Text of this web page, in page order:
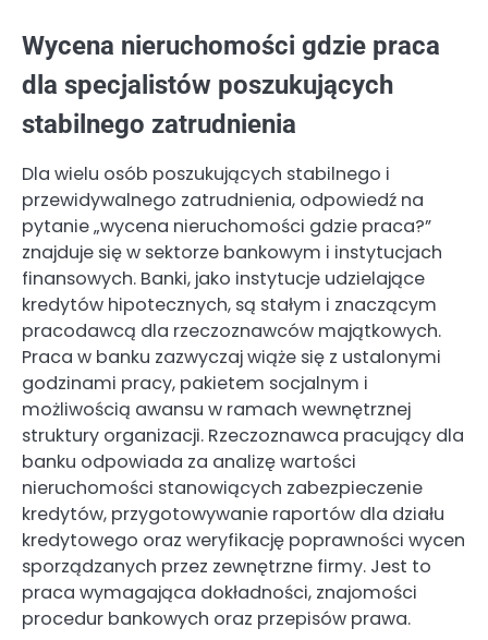
Wycena nieruchomości gdzie praca
dla specjalistów poszukujących
stabilnego zatrudnienia
Dla wielu osób poszukujących stabilnego i
przewidywalnego zatrudnienia, odpowiedź na
pytanie „wycena nieruchomości gdzie praca?”
znajduje się w sektorze bankowym i instytucjach
finansowych. Banki, jako instytucje udzielające
kredytów hipotecznych, są stałym i znaczącym
pracodawcą dla rzeczoznawców majątkowych.
Praca w banku zazwyczaj wiąże się z ustalonymi
godzinami pracy, pakietem socjalnym i
możliwością awansu w ramach wewnętrznej
struktury organizacji. Rzeczoznawca pracujący dla
banku odpowiada za analizę wartości
nieruchomości stanowiących zabezpieczenie
kredytów, przygotowywanie raportów dla działu
kredytowego oraz weryfikację poprawności wycen
sporządzanych przez zewnętrzne firmy. Jest to
praca wymagająca dokładności, znajomości
procedur bankowych oraz przepisów prawa.